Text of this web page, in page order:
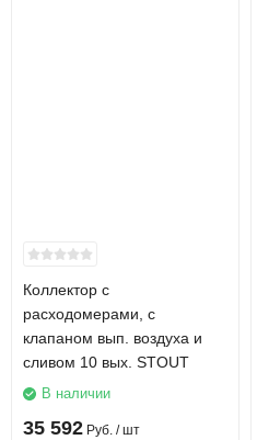
Коллектор с
расходомерами, с
клапаном вып. воздуха и
сливом 10 вых. STOUT
В наличии
35 592 Руб. / шт